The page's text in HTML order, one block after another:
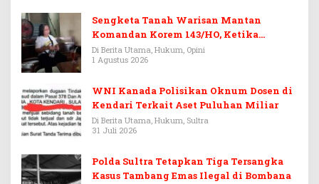
Sengketa Tanah Warisan Mantan
Komandan Korem 143/HO, Ketika
Warisan Menjadi Arena Pemerasan
Di Berita Utama, Hukum, Opini
1 Agustus 2026
WNI Kanada Polisikan Oknum Dosen di
Kendari Terkait Aset Puluhan Miliar
Di Berita Utama, Hukum, Sultra
31 Juli 2026
Polda Sultra Tetapkan Tiga Tersangka
Kasus Tambang Emas Ilegal di Bombana